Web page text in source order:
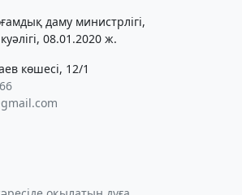
даму министрлігі,
08.01.2020 ж.
көшесі, 12/1